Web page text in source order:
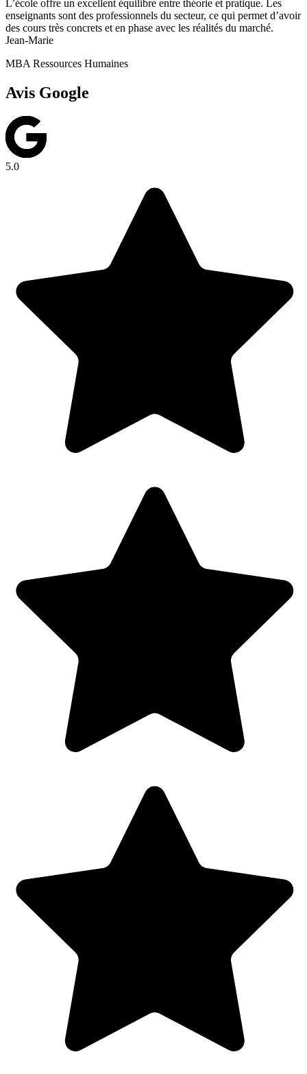
L’école offre un excellent équilibre entre théorie et pratique. Les
enseignants sont des professionnels du secteur, ce qui permet d’avoir
des cours très concrets et en phase avec les réalités du marché.
Jean-Marie
MBA Ressources Humaines
Avis Google
5.0